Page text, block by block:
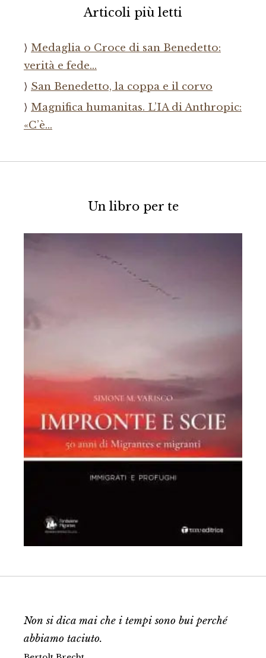
Articoli più letti
Medaglia o Croce di san Benedetto:
verità e fede…
San Benedetto, la coppa e il corvo
Magnifica humanitas. L’IA di Anthropic:
«C’è…
Un libro per te
Non si dica mai che i tempi sono bui perché
abbiamo taciuto.